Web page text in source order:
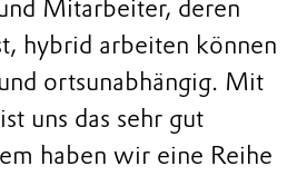
Mitarbeiter, deren
hybrid arbeiten können
ortsunabhängig. Mit
uns das sehr gut
haben wir eine Reihe